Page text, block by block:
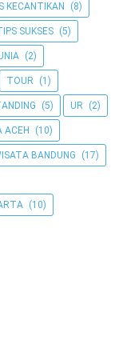
KECANTIKAN (8)
SUKSES (5)
(2)
TOUR (1)
(5) UR (2)
ACEH (10)
BANDUNG (17)
(10)